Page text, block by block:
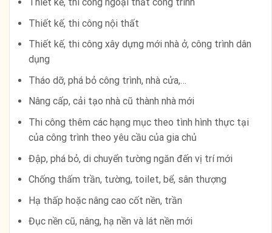
Thiết kế, thi công nội thất
Thiết kế, thi công xây dựng mới nhà ở, công trình dân
dụng
Tháo dỡ, phá bỏ công trình, nhà cửa,…
Nâng cấp, cải tạo nhà cũ thành nhà mới
Thi công thêm các hạng mục theo tình hình thực tại
của công trình theo yêu cầu của gia chủ
Đập, phá bỏ, di chuyển tường ngăn đến vị trí mới
Chống thấm trần, tường, toilet, bể, sân thượng
Hạ thấp hoặc nâng cao cốt nền, trần
Đục nền cũ, nâng, hạ nền và lát nền mới